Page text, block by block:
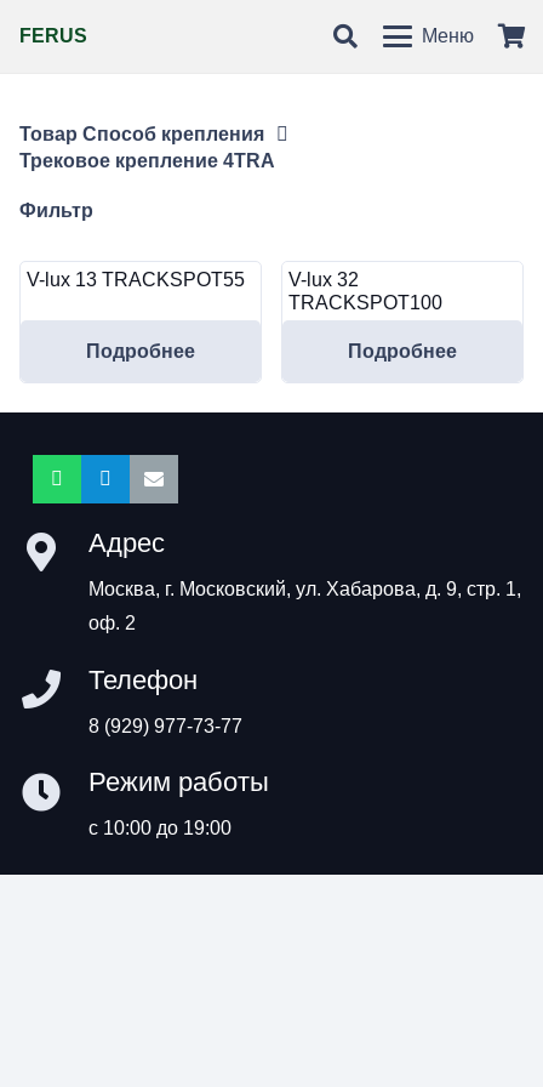
FERUS Меню
Товар Способ крепления
Трековое крепление 4TRA
Фильтр
V-lux 13 TRACKSPOT55
Подробнее
V-lux 32
TRACKSPOT100
Подробнее
Адрес
Москва, г. Московский, ул. Хабарова, д. 9, стр. 1,
оф. 2
Телефон
8 (929) 977-73-77
Режим работы
с 10:00 до 19:00